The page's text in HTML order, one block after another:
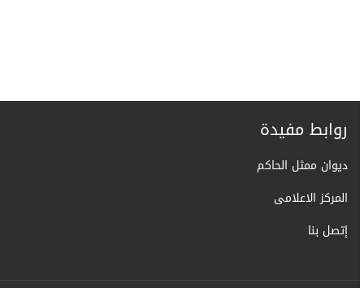
روابط مفيدة
ديوان ممثل الحاكم
المركز الاعلامى
إتصل بنا